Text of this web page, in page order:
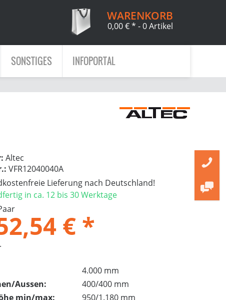
WARENKORB
0,00 € * - 0 Artikel
SONSTIGES INFOPORTAL
Altec
VFR12040040A
Lieferung nach Deutschland!
in ca. 12 bis 30 Werktage
€ *
4.000 mm
Aussen:
400/400 mm
min/max:
950/1.180 mm